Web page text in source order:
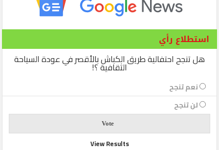
استطلاع رأي
هل تنجح احتفالية طريق الكباش بالأقصر في عودة السياحة
الثقافية ؟!
نعم تنجح
لن تنجح
View Results